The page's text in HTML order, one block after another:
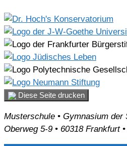
Diese Seite drucken
Musterschule • Gymnasium der
Oberweg 5-9 • 60318 Frankfurt